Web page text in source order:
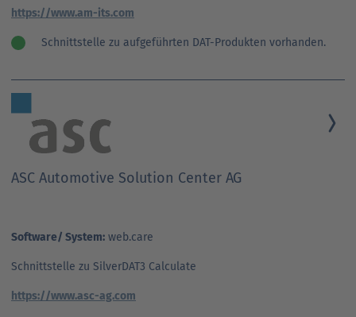
https://www.am-its.com
Schnittstelle zu aufgeführten DAT-Produkten vorhanden.
ASC Automotive Solution Center AG
Software/ System: web.care
Schnittstelle zu SilverDAT3 Calculate
https://www.asc-ag.com